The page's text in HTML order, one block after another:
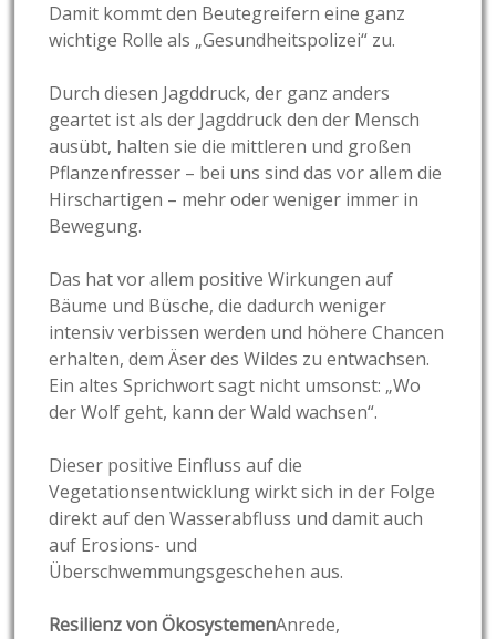
Damit kommt den Beutegreifern eine ganz
wichtige Rolle als „Gesundheitspolizei“ zu.
Durch diesen Jagddruck, der ganz anders
geartet ist als der Jagddruck den der Mensch
ausübt, halten sie die mittleren und großen
Pflanzenfresser – bei uns sind das vor allem die
Hirschartigen – mehr oder weniger immer in
Bewegung.
Das hat vor allem positive Wirkungen auf
Bäume und Büsche, die dadurch weniger
intensiv verbissen werden und höhere Chancen
erhalten, dem Äser des Wildes zu entwachsen.
Ein altes Sprichwort sagt nicht umsonst: „Wo
der Wolf geht, kann der Wald wachsen“.
Dieser positive Einfluss auf die
Vegetationsentwicklung wirkt sich in der Folge
direkt auf den Wasserabfluss und damit auch
auf Erosions- und
Überschwemmungsgeschehen aus.
Resilienz von ÖkosystemenAnrede,